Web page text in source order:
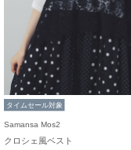
タイムセール対象
Samansa Mos2
クロシェ風ベスト